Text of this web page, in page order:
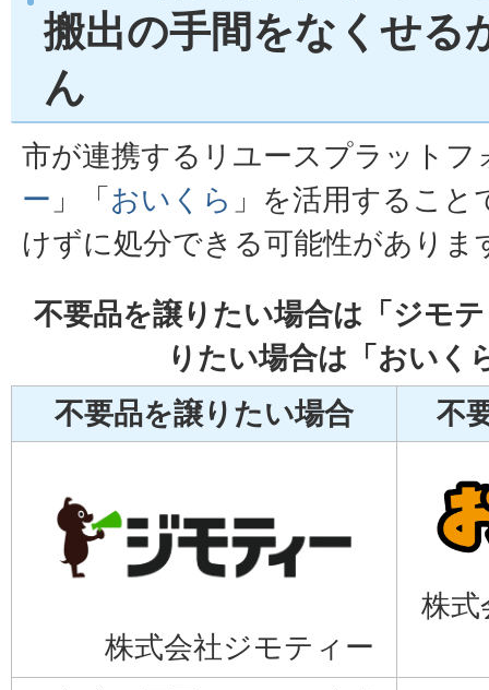
搬出の手間をなくせる
ん
市が連携するリユースプラットフ
ー 」「 おいくら 」を活用するこ
けずに処分できる可能性がありま
不要品を譲りたい場合は「ジモ
りたい場合は「おいく
不要品を譲りたい場合
不
株式会社ジモティー
株式